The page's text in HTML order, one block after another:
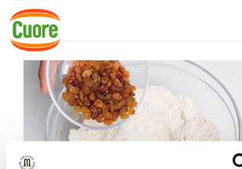
Skip
content
02